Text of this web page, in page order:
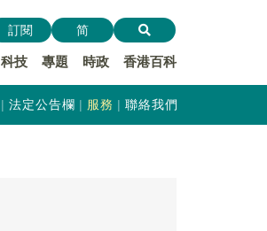
科技 專題 時政 香港百科
訂閱 简
法定公告欄 服務 聯絡我們